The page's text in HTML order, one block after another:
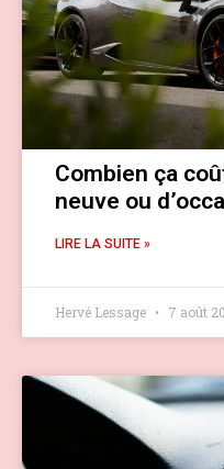
Combien ça
neuve ou
LIRE LA SUITE »
Hervé Lessage 7 août